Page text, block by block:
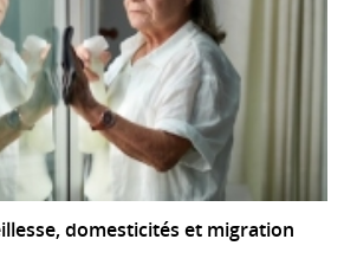
domesticités et migration